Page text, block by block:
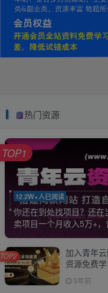
热门资源
12.2W+人已阅读
你还在到处找项目？还在
卖项目一个月收入5万+
TOP1
加入青年
资源免费
伙人，推
3年前
TOP2